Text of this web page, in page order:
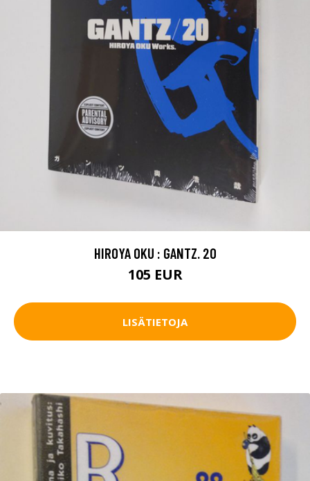
HIROYA OKU : GANTZ. 20
105 EUR
LISÄTIETOJA